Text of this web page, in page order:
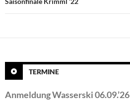
TERMINE
Anmeldung Wasserski 06.09.’26